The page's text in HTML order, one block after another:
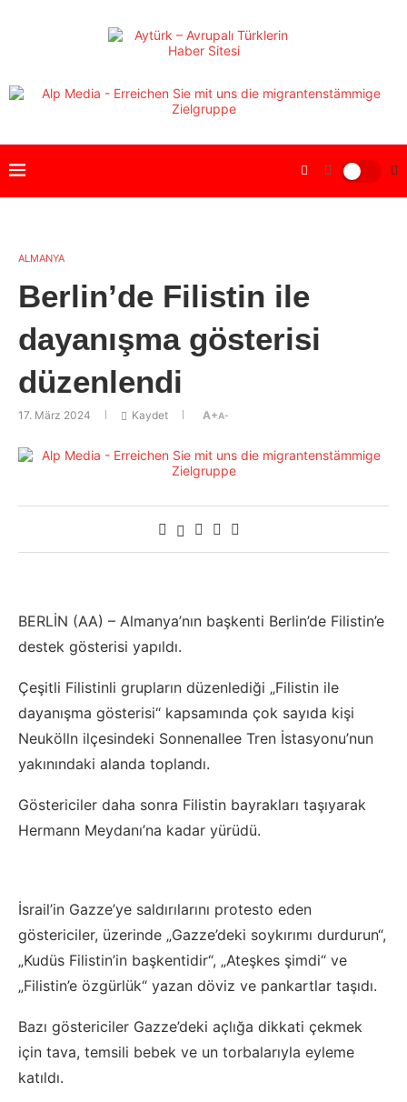
ALMANYA
Berlin’de Filistin ile
dayanışma gösterisi
düzenlendi
17. März 2024 Kaydet A+A-
BERLİN (AA) – Almanya’nın başkenti Berlin’de Filistin’e
destek gösterisi yapıldı.
Çeşitli Filistinli grupların düzenlediği „Filistin ile
dayanışma gösterisi“ kapsamında çok sayıda kişi
Neukölln ilçesindeki Sonnenallee Tren İstasyonu’nun
yakınındaki alanda toplandı.
Göstericiler daha sonra Filistin bayrakları taşıyarak
Hermann Meydanı’na kadar yürüdü.
İsrail’in Gazze’ye saldırılarını protesto eden
göstericiler, üzerinde „Gazze’deki soykırımı durdurun“,
„Kudüs Filistin’in başkentidir“, „Ateşkes şimdi“ ve
„Filistin’e özgürlük“ yazan döviz ve pankartlar taşıdı.
Bazı göstericiler Gazze’deki açlığa dikkati çekmek
için tava, temsili bebek ve un torbalarıyla eyleme
katıldı.